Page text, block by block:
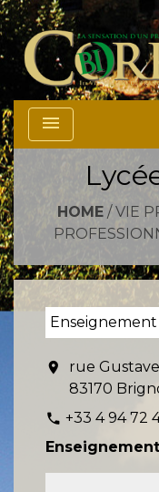
menu
HOME/VIE
location_on
rue
83170
phone +33 4 94 72